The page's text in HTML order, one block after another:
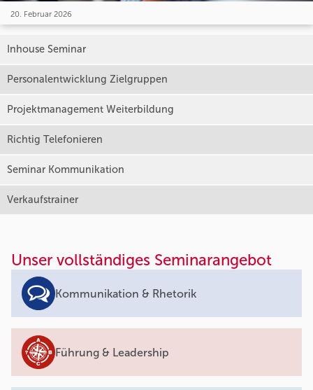
20. Februar 2026
Inhouse Seminar
Personalentwicklung Zielgruppen
Projektmanagement Weiterbildung
Richtig Telefonieren
Seminar Kommunikation
Verkaufstrainer
Unser vollständiges Seminarangebot
Kommunikation & Rhetorik
Führung & Leadership